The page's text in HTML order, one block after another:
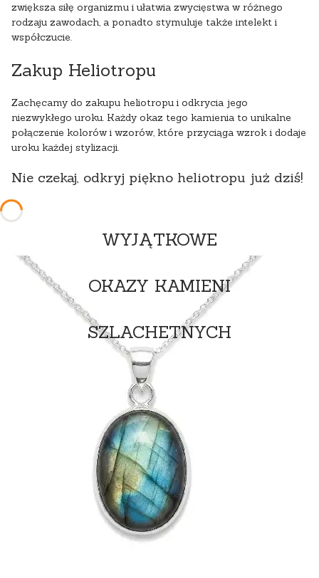
zwiększa siłę organizmu i ułatwia zwycięstwa w różnego
rodzaju zawodach, a ponadto stymuluje także intelekt i
współczucie.
Zakup Heliotropu
Zachęcamy do zakupu heliotropu i odkrycia jego
niezwykłego uroku. Każdy okaz tego kamienia to unikalne
połączenie kolorów i wzorów, które przyciąga wzrok i dodaje
uroku każdej stylizacji.
Nie czekaj, odkryj piękno heliotropu już dziś!
WYJĄTKOWE
OKAZY KAMIENI
SZLACHETNYCH